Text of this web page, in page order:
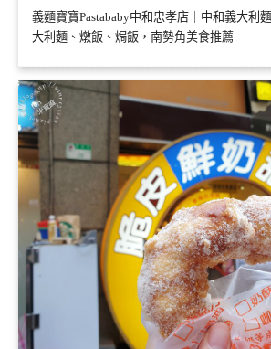
義麵寶寶Pastababy中和忠孝店｜中和義大利
大利麵、燉飯、焗飯，南勢角美食推薦